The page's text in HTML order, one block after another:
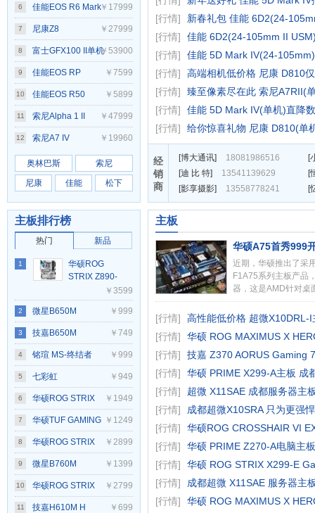
佳能EOS R6 Mark
II
6 ￥17999
尼康Z8
7 ￥27999
富士GFX100 II单机
身
8 ￥53900
佳能EOS RP
9 ￥7599
佳能EOS R50
10 ￥5899
索尼Alpha 1 II
11 ￥47999
索尼A7 IV
12 ￥19960
奥林巴斯
索尼
尼康
佳能 松下
新春礼包 佳能 6D2(24-
[行情]
佳能 6D2(24-105mm II
[行情]
佳能 5D Mark IV(24-
[行情]
高端相机低价格 尼康 D810
[行情]
臻至像素尽在此 索尼A7RII(
[行情]
佳能 5D Mark IV(单机)直降
[行情]
给你惊喜礼物 尼康 D810(单
[行情]
经
销
商
[博大通讯] 18081986516 [
[迪 比 特] 13541139629 [
[影享摄影] 13558778241 [
主板排行榜
热门 新品
华硕ROG
STRIX Z890-
A GAMING
WIFI S吹雪
1
￥3599
微星B650M
GAMING PLUS
WIFI
2 ￥999
技嘉B650M
GAMING WIFI
3 ￥749
铭瑄 MS-终结者
B760M D4 WIFI
4 ￥999
七彩虹
COLORFIRE
B650M-MEOW
WIFI 橘影橙
5 ￥949
华硕ROG STRIX
B850-A GAMING
WIFI S
6 ￥1949
华硕TUF GAMING
B760M-PLUS D4
重炮手
7 ￥1249
华硕ROG STRIX
X870-A GAMING
WIFI吹雪
8 ￥2899
微星B760M
GAMING PLUS
WIFI
9 ￥1399
华硕ROG STRIX
B850-E GAMING
10 ￥2799
技嘉H610M H
11 ￥699
主板
华硕A75首秀999
近期，华硕推出了采
F1A75系列主板产品
器，这是AMD针对桌
……[详情]
高性能低价格 超微X10DRL-
[行情]
华硕 ROG MAXIMUS X
[行情]
技嘉 Z370 AORUS Gaming
[行情]
华硕 PRIME X299-A主板 成
[行情]
超微 X11SAE 成都服务器主
[行情]
成都超微X10SRA 只为更强
[行情]
华硕ROG CROSSHAIR VI
[行情]
华硕 PRIME Z270-A电脑主
[行情]
华硕 ROG STRIX X299-E
[行情]
成都超微 X11SAE 服务器主
[行情]
华硕 ROG MAXIMUS X
[行情]